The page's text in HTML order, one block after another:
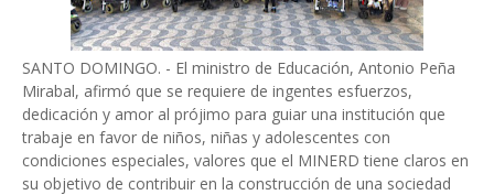
SANTO DOMINGO. - El ministro de Educación, Antonio Peña
Mirabal, afirmó que se requiere de ingentes esfuerzos,
dedicación y amor al prójimo para guiar una institución que
trabaje en favor de niños, niñas y adolescentes con
condiciones especiales, valores que el MINERD tiene claros en
su objetivo de contribuir en la construcción de una sociedad